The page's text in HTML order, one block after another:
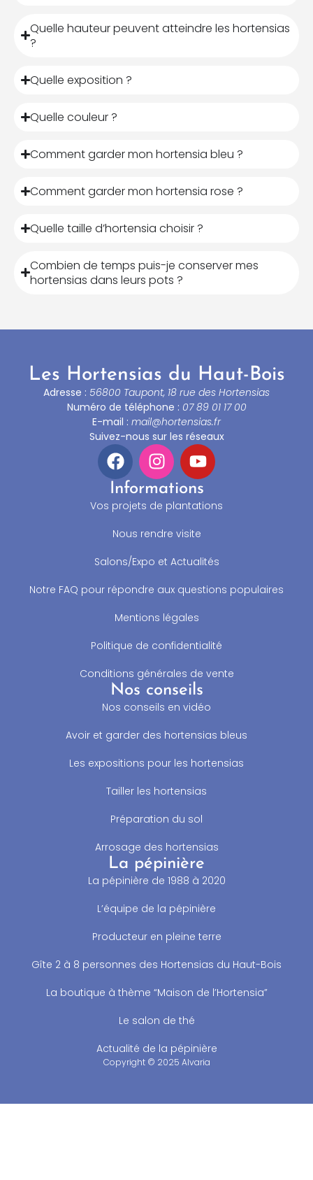
Quelle hauteur peuvent atteindre les hortensias
?
Quelle exposition ?
Quelle couleur ?
Comment garder mon hortensia bleu ?
Comment garder mon hortensia rose ?
Quelle taille d’hortensia choisir ?
Combien de temps puis-je conserver mes
hortensias dans leurs pots ?
Les Hortensias du Haut-Bois
Adresse : 56800 Taupont, 18 rue des Hortensias
Numéro de téléphone : 07 89 01 17 00
E-mail : mail@hortensias.fr
Suivez-nous sur les réseaux
Informations
Vos projets de plantations
Nous rendre visite
Salons/Expo et Actualités
Notre FAQ pour répondre aux questions populaires
Mentions légales
Politique de confidentialité
Conditions générales de vente
Nos conseils
Nos conseils en vidéo
Avoir et garder des hortensias bleus
Les expositions pour les hortensias
Tailler les hortensias
Préparation du sol
Arrosage des hortensias
La pépinière
La pépinière de 1988 à 2020
L’équipe de la pépinière
Producteur en pleine terre
Gîte 2 à 8 personnes des Hortensias du Haut-Bois
La boutique à thème “Maison de l’Hortensia”
Le salon de thé
Actualité de la pépinière
Copyright © 2025 Alvaria